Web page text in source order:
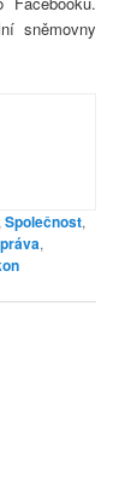
sněmovny
,Společnost,
,